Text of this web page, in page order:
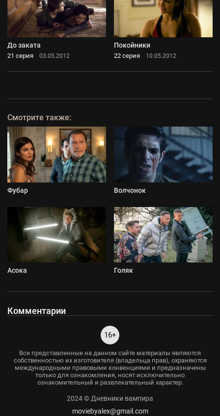
До заката
21 серия 03.05.2012
Покойники
22 серия 10.05.2012
Смотрите также:
Фубар Волчонок
Асока Голяк
Комментарии
16+
Все представленные на данном сайте материалы являются
собственностью их изготовителя (владельца прав), охраняются
международными правовыми конвенциями и предназначены
только для ознакомления, носят исключительно
ознакомительный и развлекательный характер.
2024 © Дневники вампира
moviebyalex@gmail.com